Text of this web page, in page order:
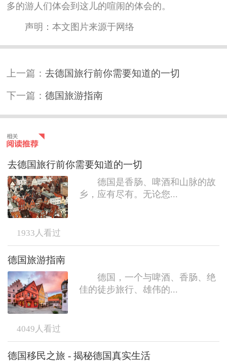
多的游人们体会到这儿的喧闹的体会的。
声明：本文图片来源于网络
上一篇：去德国旅行前你需要知道的一切
下一篇：德国旅游指南
去德国旅行前你需要知道的一切
德国是香肠、啤酒和山脉的故
乡，应有尽有。无论您...
1933 人看过
德国旅游指南
德国，一个与啤酒、香肠、绝
佳的徒步旅行、雄伟的...
4049 人看过
德国移民之旅 - 揭秘德国真实生活